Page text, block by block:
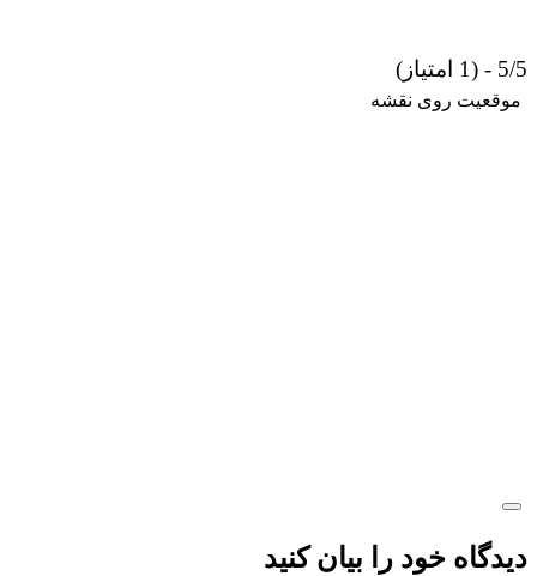
5/5 - (1 امتیاز)
موقعیت روی نقشه
دیدگاه خود را بیان کنید